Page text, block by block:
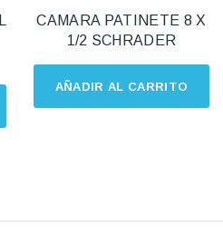
AÑADIR AL CARRITO
CAMARA PATINETE 8 X
1/2 SCHRADER